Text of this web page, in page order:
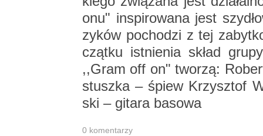
onu" in­spi­ro­wa­na jest
zy­ków po­cho­dzi z tej
cząt­ku ist­nie­nia skład
,,Gram off on" two­rzą:
stusz­ka – śpiew Krzysz­tof
ski – gi­ta­ra ba­so­wa
0 ko­men­ta­rzy